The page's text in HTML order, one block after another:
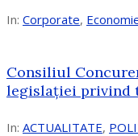
In: Corporate,
Consiliul
legislației privind
In: ACTUALITATE,